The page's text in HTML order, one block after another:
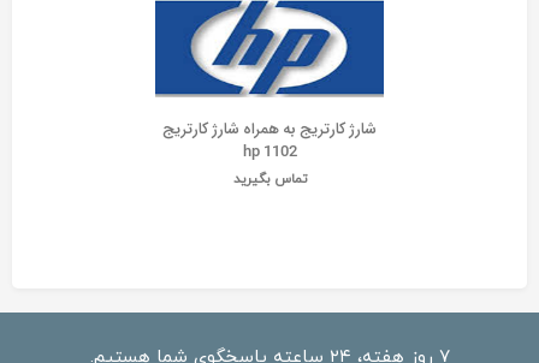
شارژ کارتریج به همراه شارژ کارتریج
hp 1102
تماس بگیرید
۷ روز هفته، ۲۴ ساعته پاسخگوی شما هستیم.